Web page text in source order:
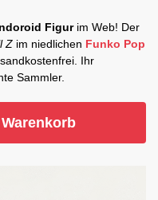
Figurim Web! Der
Z im niedlichen Funko Pop
Ihr
Sammler.